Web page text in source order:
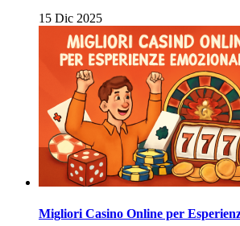
15 Dic 2025
Migliori Casino Online per